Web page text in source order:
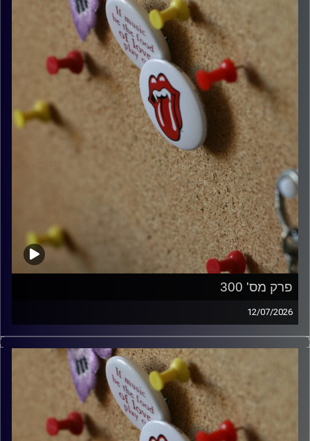
włodi
פרק מס' 300
12/07/2026
קלאסיקות רוק עם אורן הוף.
włodi